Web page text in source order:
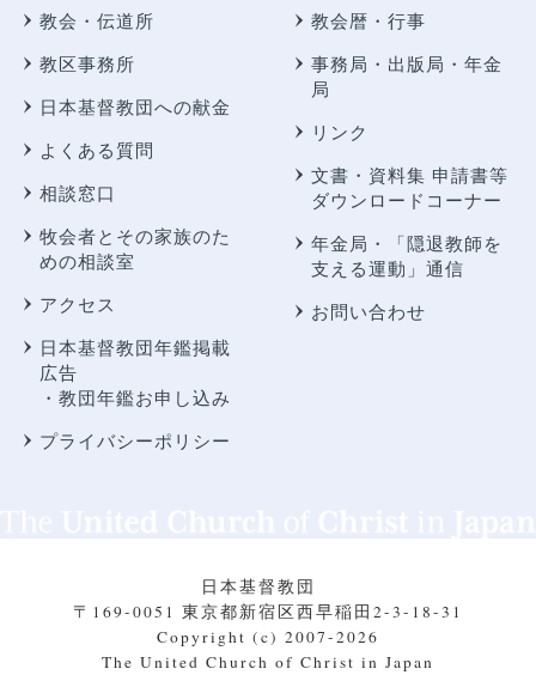
教会・伝道所
教区事務所
日本基督教団への献金
よくある質問
相談窓口
牧会者とその家族のた
めの相談室
アクセス
日本基督教団年鑑掲載
広告
・教団年鑑お申し込み
プライバシーポリシー
教会暦・行事
事務局・出版局・年金
局
リンク
文書・資料集 申請書等
ダウンロードコーナー
年金局・
「隠退教師を
支える運動」通信
お問い合わせ
日本基督教団
〒169-0051 東京都新宿区西早稲田2-3-18-31
Copyright (c) 2007-2026
The United Church of Christ in Japan